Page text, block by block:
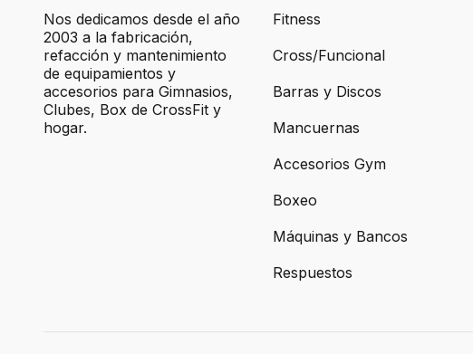
Nos dedicamos desde el año
2003 a la fabricación,
refacción y mantenimiento
de equipamientos y
accesorios para Gimnasios,
Clubes, Box de CrossFit y
hogar.
Fitness
Cross/Funcional
Barras y Discos
Mancuernas
Accesorios Gym
Boxeo
Máquinas y Bancos
Respuestos